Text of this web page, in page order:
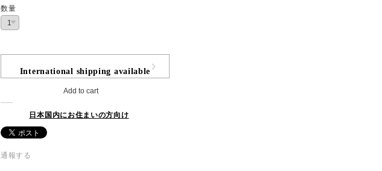
数量
International shipping available
Add to cart
日本国内にお住まいの方向け
通報する